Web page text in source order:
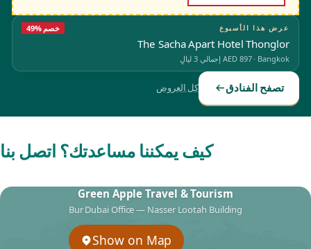
عرض هذا الأسبوع 49% خصم
The Sacha Apart Hotel Thonglor
Bangkok
·
AED 897إجمالي 3 ليالٍ
تصفح الفنادق كل العروض
كيف يمكننا مساعدتك؟ اتصل بنا
Green Apple Travel & Tourism
Bur Dubai Office — Nasser Lootah Building
Show on Map